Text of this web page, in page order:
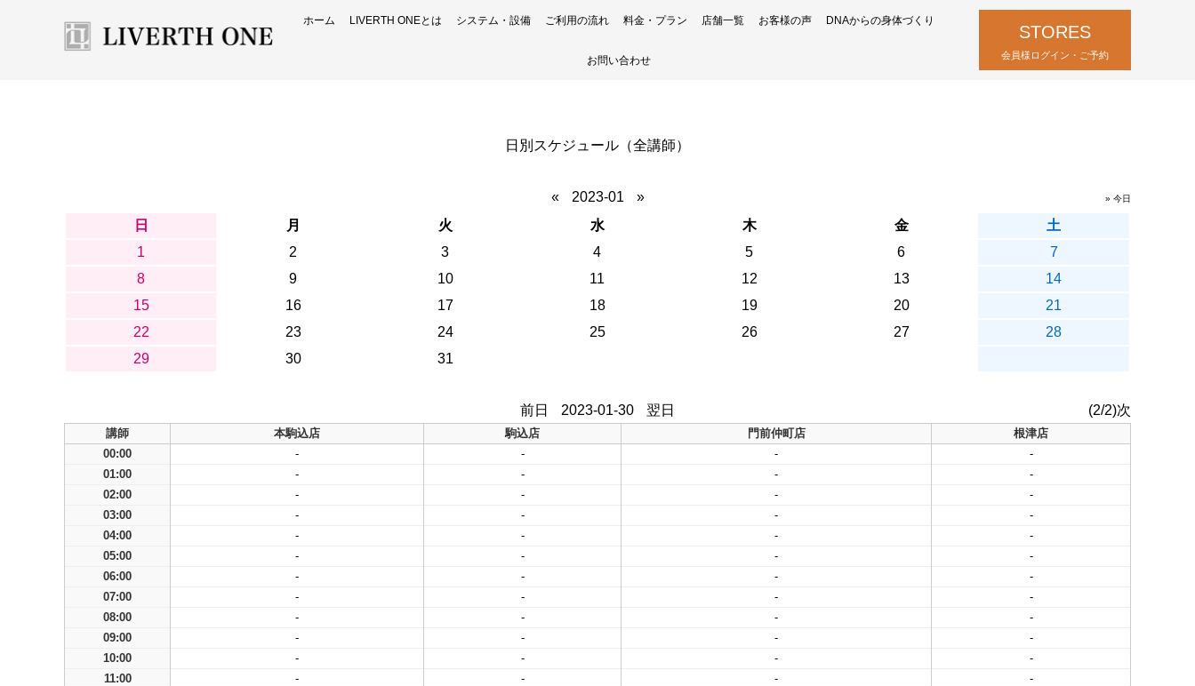
ホーム LIVERTH ONEとは システム・設備 ご利用の流れ 料金・プラン 店舗一覧 お客様の声 DNAからの身体づくり
お問い合わせ
STORES
会員様ログイン・ご予約
日別スケジュール（全講師）
« 2023-01 » » 今日
日 月 火 水 木 金
土
1
2 3 4 5 6
7
8
9 10 11 12 13
14
15
16 17 18 19 20
21
22
23 24 25 26 27
28
29
30 31
前日 2023-01-30 翌日 (2/2)次
講師 本駒込店 駒込店 門前仲町店
根津店
00:00
- - -
-
01:00
- - -
-
02:00
- - -
-
03:00
- - -
-
04:00
- - -
-
05:00
- - -
-
06:00
- - -
-
07:00
- - -
-
08:00
- - -
-
09:00
- - -
-
10:00
- - -
-
11:00
- - -
-